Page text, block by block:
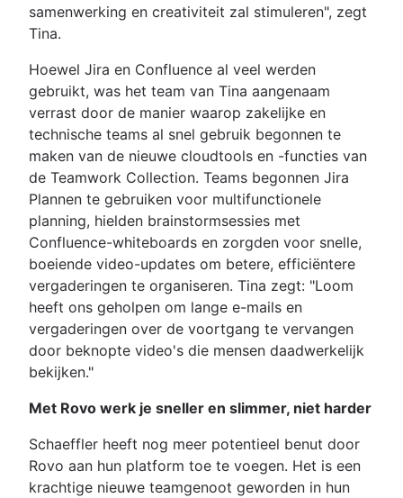
samenwerking en creativiteit zal stimuleren", zegt
Tina.
Hoewel Jira en Confluence al veel werden
gebruikt, was het team van Tina aangenaam
verrast door de manier waarop zakelijke en
technische teams al snel gebruik begonnen te
maken van de nieuwe cloudtools en -functies van
de Teamwork Collection. Teams begonnen Jira
Plannen te gebruiken voor multifunctionele
planning, hielden brainstormsessies met
Confluence-whiteboards en zorgden voor snelle,
boeiende video-updates om betere, efficiëntere
vergaderingen te organiseren. Tina zegt: "Loom
heeft ons geholpen om lange e-mails en
vergaderingen over de voortgang te vervangen
door beknopte video's die mensen daadwerkelijk
bekijken."
Met Rovo werk je sneller en slimmer, niet harder
Schaeffler heeft nog meer potentieel benut door
Rovo aan hun platform toe te voegen. Het is een
krachtige nieuwe teamgenoot geworden in hun